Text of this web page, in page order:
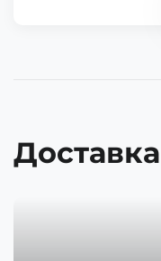
Доставка